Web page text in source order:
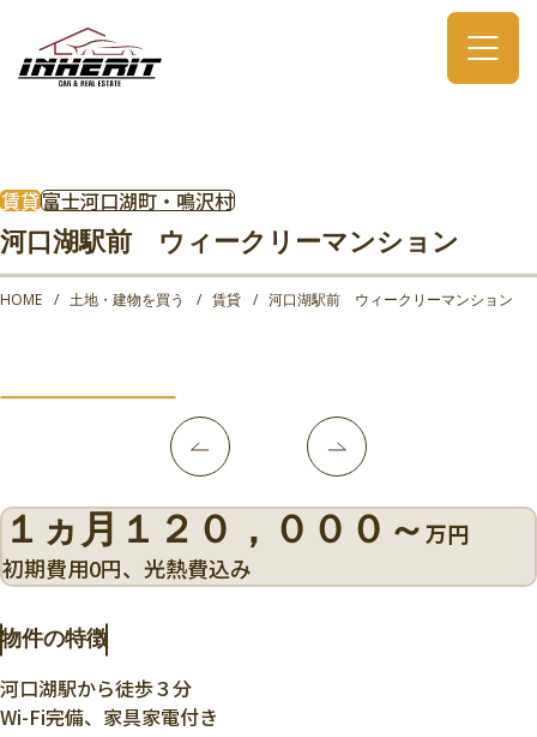
賃貸富士河口湖町・鳴沢村
河口湖駅前 ウィークリーマンション
HOME 土地・建物を買う 賃貸 河口湖駅前 ウィークリーマンション
１ヵ月１２０，０００～万円
初期費用0円、光熱費込み
物件の特徴
河口湖駅から徒歩３分
Wi-Fi完備、家具家電付き